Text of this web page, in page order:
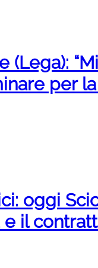
(Lega):
per
oggi
e il